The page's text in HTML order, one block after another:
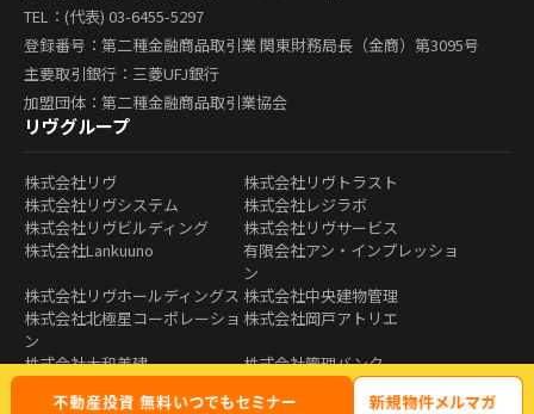
TEL：(代表) 03-6455-5297
登録番号：第二種金融商品取引業 関東財務局長（金商）第3095号
主要取引銀行：三菱UFJ銀行
加盟団体：第二種金融商品取引業協会
リヴグループ
株式会社リヴ
株式会社リヴトラスト
株式会社リヴシステム
株式会社レジラボ
株式会社リヴビルディング
株式会社リヴサービス
株式会社Lankuuno
有限会社アン・インプレッショ
ン
株式会社リヴホールディングス 株式会社中央建物管理
株式会社北極星コーポレーショ
ン
株式会社岡戸アトリエ
株式会社大和美建
株式会社管理バンク